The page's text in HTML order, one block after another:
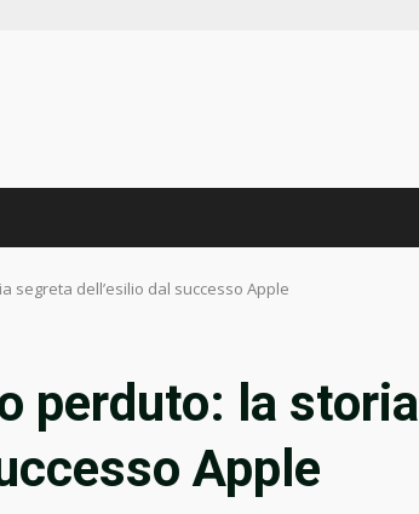
segreta dell’esilio dal successo Apple
perduto: la storia
Apple